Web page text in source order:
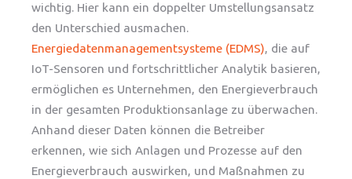
wichtig. Hier kann ein doppelter Umstellungsansatz
den Unterschied ausmachen.
Energiedatenmanagementsysteme (EDMS), die auf
IoT-Sensoren und fortschrittlicher Analytik basieren,
ermöglichen es Unternehmen, den Energieverbrauch
in der gesamten Produktionsanlage zu überwachen.
Anhand dieser Daten können die Betreiber
erkennen, wie sich Anlagen und Prozesse auf den
Energieverbrauch auswirken, und Maßnahmen zu